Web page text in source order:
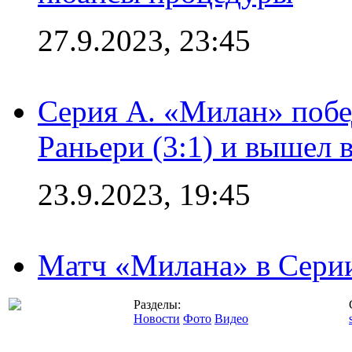
27.9.2023, 23:45
Серия А. «Милан»
Раньери (3:1) и вышел
23.9.2023, 19:45
Матч «Милана» в
Разделы:
Новости Фото Видео